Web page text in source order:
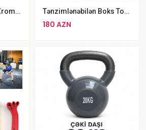
50 KQ Tənzimlənən Xrom Ştanq Qantel Dəsti Toptons Keysdə Tənzimlənəbilən Boks Topu Boks Torbası Qruşa
180 AZN